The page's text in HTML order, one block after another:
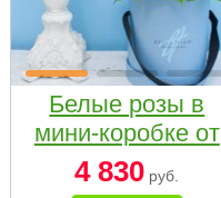
Белые розы в
мини-коробке от
Bella Fiori
4 830 руб.